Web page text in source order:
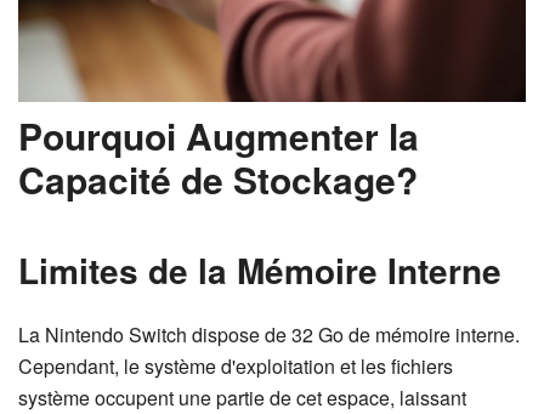
Pourquoi Augmenter la
Capacité de Stockage?
Limites de la Mémoire Interne
La Nintendo Switch dispose de 32 Go de mémoire interne.
Cependant, le système d'exploitation et les fichiers
système occupent une partie de cet espace, laissant